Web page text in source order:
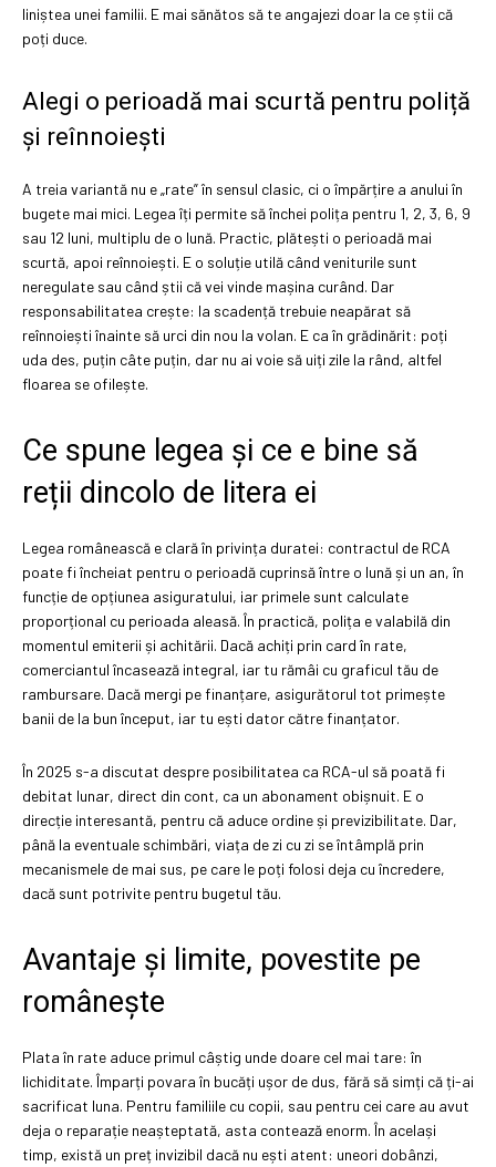
liniștea unei familii. E mai sănătos să te angajezi doar la ce știi că
poți duce.
Alegi o perioadă mai scurtă pentru poliță
și reînnoiești
A treia variantă nu e „rate” în sensul clasic, ci o împărțire a anului în
bugete mai mici. Legea îți permite să închei polița pentru 1, 2, 3, 6, 9
sau 12 luni, multiplu de o lună. Practic, plătești o perioadă mai
scurtă, apoi reînnoiești. E o soluție utilă când veniturile sunt
neregulate sau când știi că vei vinde mașina curând. Dar
responsabilitatea crește: la scadență trebuie neapărat să
reînnoiești înainte să urci din nou la volan. E ca în grădinărit: poți
uda des, puțin câte puțin, dar nu ai voie să uiți zile la rând, altfel
floarea se ofilește.
Ce spune legea și ce e bine să
reții dincolo de litera ei
Legea românească e clară în privința duratei: contractul de RCA
poate fi încheiat pentru o perioadă cuprinsă între o lună și un an, în
funcție de opțiunea asiguratului, iar primele sunt calculate
proporțional cu perioada aleasă. În practică, polița e valabilă din
momentul emiterii și achitării. Dacă achiți prin card în rate,
comerciantul încasează integral, iar tu rămâi cu graficul tău de
rambursare. Dacă mergi pe finanțare, asigurătorul tot primește
banii de la bun început, iar tu ești dator către finanțator.
În 2025 s-a discutat despre posibilitatea ca RCA-ul să poată fi
debitat lunar, direct din cont, ca un abonament obișnuit. E o
direcție interesantă, pentru că aduce ordine și previzibilitate. Dar,
până la eventuale schimbări, viața de zi cu zi se întâmplă prin
mecanismele de mai sus, pe care le poți folosi deja cu încredere,
dacă sunt potrivite pentru bugetul tău.
Avantaje și limite, povestite pe
românește
Plata în rate aduce primul câștig unde doare cel mai tare: în
lichiditate. Împarți povara în bucăți ușor de dus, fără să simți că ți-ai
sacrificat luna. Pentru familiile cu copii, sau pentru cei care au avut
deja o reparație neașteptată, asta contează enorm. În același
timp, există un preț invizibil dacă nu ești atent: uneori dobânzi,